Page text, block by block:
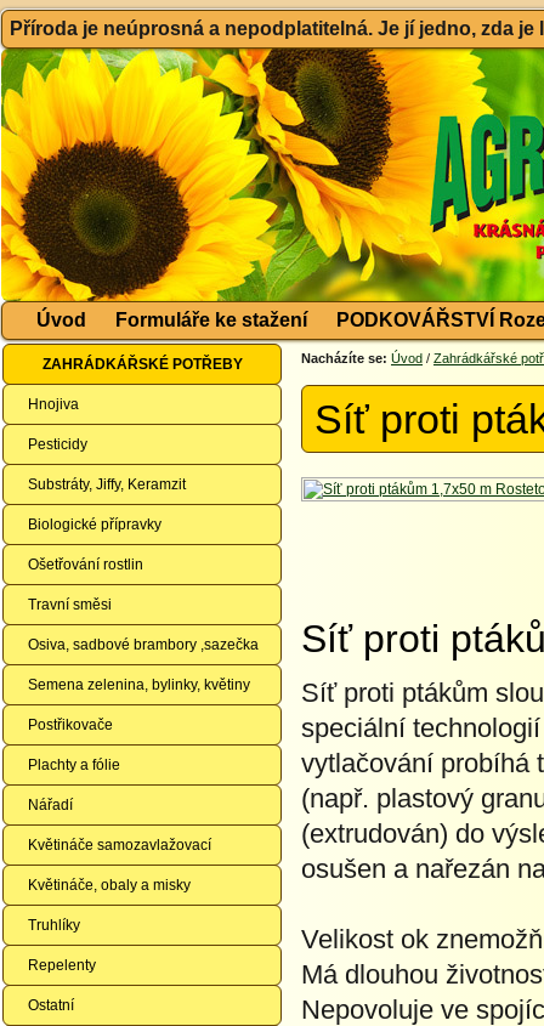
Příroda je neúprosná a nepodplatitelná. Je jí jedno, zda
Úvod Formuláře ke stažení PODKOVÁŘSTVÍ
ZAHRÁDKÁŘSKÉ POTŘEBY
Hnojiva
Pesticidy
Substráty, Jiffy, Keramzit
Biologické přípravky
Ošetřování rostlin
Travní směsi
Osiva, sadbové brambory ,sazečka
Semena zelenina, bylinky, květiny
Postřikovače
Plachty a fólie
Nářadí
Květináče samozavlažovací
Květináče, obaly a misky
Truhlíky
Repelenty
Ostatní
Nacházíte se: Úvod / Zahrádkářské
Síť proti
Síť proti
Síť proti ptákům
speciální
vytlačování probíhá
(např. plastový
(extrudován) do
osušen a nařezán
Velikost ok
Má dlouhou
Nepovoluje ve